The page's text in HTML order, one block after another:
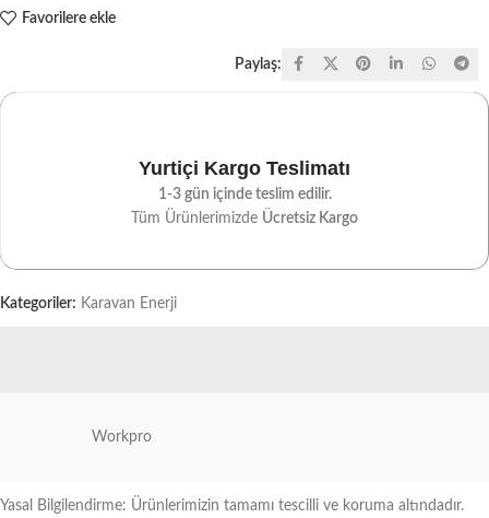
Favorilere ekle
Paylaş:
Yurtiçi Kargo Teslimatı
1-3 gün içinde teslim edilir.
Tüm Ürünlerimizde Ücretsiz Kargo
Kategoriler: Karavan Enerji
Workpro
Yasal Bilgilendirme: Ürünlerimizin tamamı tescilli ve koruma altındadır.